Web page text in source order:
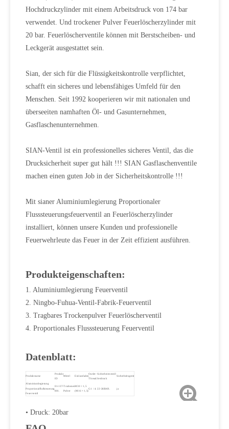
Hochdruckzylinder mit einem Arbeitsdruck von 174 bar
verwendet. Und trockener Pulver Feuerlöscherzylinder mit
20 bar. Feuerlöscherventile können mit Berstscheiben- und
Leckgerät ausgestattet sein.
Sian, der sich für die Flüssigkeitskontrolle verpflichtet,
schafft ein sicheres und lebensfähiges Umfeld für den
Menschen. Seit 1992 kooperieren wir mit nationalen und
überseeiten namhaften Öl- und Gasunternehmen,
Gasflaschenunternehmen.
SIAN-Ventil ist ein professionelles sicheres Ventil, das die
Drucksicherheit super gut hält !!! SIAN Gasflaschenventile
machen einen guten Job in der Sicherheitskontrolle !!!
Mit sianer Aluminiumlegierung Proportionaler
Flusssteuerungsfeuerventil an Feuerlöscherzylinder
installiert, können unsere Kunden und professionelle
Feuerwehrleute das Feuer in der Zeit effizient ausführen.
Produkteigenschaften:
1. Aluminiumlegierung Feuerventil
2. Ningbo-Fuhua-Ventil-Fabrik-Feuerventil
3. Tragbares Trockenpulver Feuerlöscherventil
4. Proportionales Flusssteuerung Feuerventil
Datenblatt:
Produktname
Produkt
ID
Mittel Einlassfaden
Outlet-
Thread.
Sicherheitsventil-
Setdruck
Sicherheitsgerät
Aluminiumlegierung
Proportionalflußsteuerung
Feuerventil
01-137-
801.
Trockenes
Pulver
M30 × 1,5
(M16 × 1,5)
G1 / 4. 22-26BAR. ja
• Druck: 20bar